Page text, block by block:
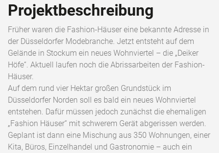
Projektbeschreibung
Früher waren die Fashion-Häuser eine bekannte Adresse in
der Düsseldorfer Modebranche. Jetzt entsteht auf dem
Gelände in Stockum ein neues Wohnviertel – die „Deiker
Höfe“. Aktuell laufen noch die Abrissarbeiten der Fashion-
Häuser.
Auf dem rund vier Hektar großen Grundstück im
Düsseldorfer Norden soll es bald ein neues Wohnviertel
entstehen. Dafür müssen jedoch zunächst die ehemaligen
„Fashion Häuser“ mit schwerem Gerät abgerissen werden.
Geplant ist dann eine Mischung aus 350 Wohnungen, einer
Kita, Büros, Einzelhandel und Gastronomie – auch ein